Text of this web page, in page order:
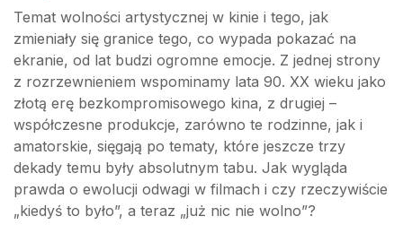
Temat wolności artystycznej w kinie i tego, jak
zmieniały się granice tego, co wypada pokazać na
ekranie, od lat budzi ogromne emocje. Z jednej strony
z rozrzewnieniem wspominamy lata 90. XX wieku jako
złotą erę bezkompromisowego kina, z drugiej –
współczesne produkcje, zarówno te rodzinne, jak i
amatorskie, sięgają po tematy, które jeszcze trzy
dekady temu były absolutnym tabu. Jak wygląda
prawda o ewolucji odwagi w filmach i czy rzeczywiście
„kiedyś to było”, a teraz „już nic nie wolno”?